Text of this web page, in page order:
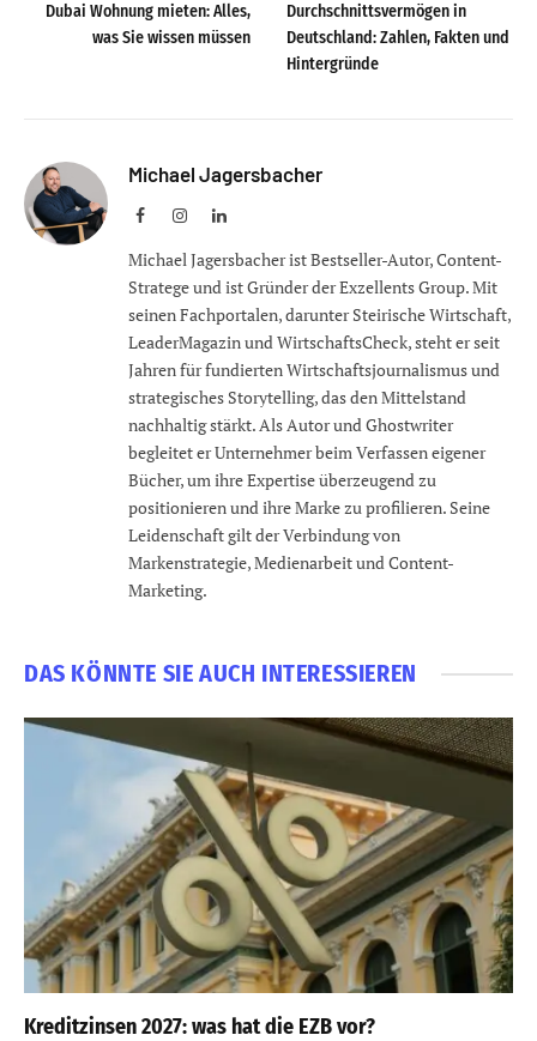
Dubai Wohnung mieten: Alles,
was Sie wissen müssen
Durchschnittsvermögen in
Deutschland: Zahlen, Fakten und
Hintergründe
Michael Jagersbacher
FacebookInstagramLinkedIn
Michael Jagersbacher ist Bestseller-Autor, Content-
Stratege und ist Gründer der Exzellents Group. Mit
seinen Fachportalen, darunter Steirische Wirtschaft,
LeaderMagazin und WirtschaftsCheck, steht er seit
Jahren für fundierten Wirtschaftsjournalismus und
strategisches Storytelling, das den Mittelstand
nachhaltig stärkt. Als Autor und Ghostwriter
begleitet er Unternehmer beim Verfassen eigener
Bücher, um ihre Expertise überzeugend zu
positionieren und ihre Marke zu profilieren. Seine
Leidenschaft gilt der Verbindung von
Markenstrategie, Medienarbeit und Content-
Marketing.
DAS KÖNNTE SIE AUCH INTERESSIEREN
Kreditzinsen 2027: was hat die EZB vor?